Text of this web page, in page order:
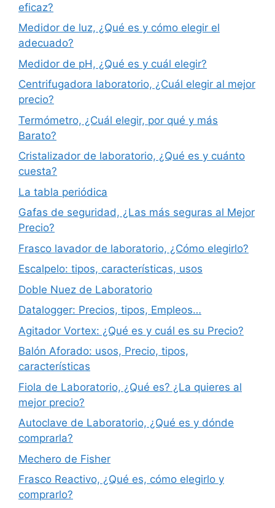
eficaz?
Medidor de luz, ¿Qué es y cómo elegir el
adecuado?
Medidor de pH, ¿Qué es y cuál elegir?
Centrifugadora laboratorio, ¿Cuál elegir al mejor
precio?
Termómetro, ¿Cuál elegir, por qué y más
Barato?
Cristalizador de laboratorio, ¿Qué es y cuánto
cuesta?
La tabla periódica
Gafas de seguridad, ¿Las más seguras al Mejor
Precio?
Frasco lavador de laboratorio, ¿Cómo elegirlo?
Escalpelo: tipos, características, usos
Doble Nuez de Laboratorio
Datalogger: Precios, tipos, Empleos…
Agitador Vortex: ¿Qué es y cuál es su Precio?
Balón Aforado: usos, Precio, tipos,
características
Fiola de Laboratorio, ¿Qué es? ¿La quieres al
mejor precio?
Autoclave de Laboratorio, ¿Qué es y dónde
comprarla?
Mechero de Fisher
Frasco Reactivo, ¿Qué es, cómo elegirlo y
comprarlo?